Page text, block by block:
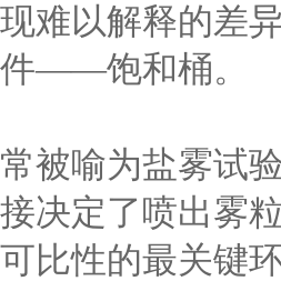
现难以解释的差
件——饱和桶。
常被喻为盐雾试
接决定了喷出雾
可比性的最关键环